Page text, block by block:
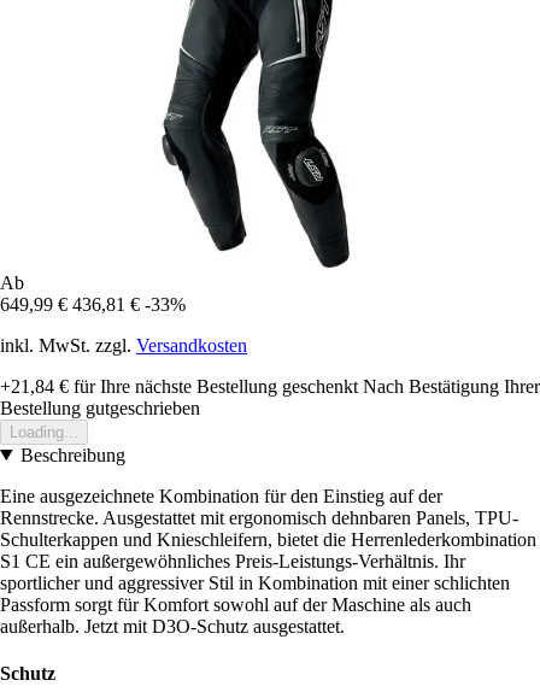
Ab
649,99 € 436,81 € -33%
inkl. MwSt. zzgl. Versandkosten
+21,84 € für Ihre nächste Bestellung geschenkt Nach Bestätigung Ihrer
Bestellung gutgeschrieben
Loading...
Beschreibung
Eine ausgezeichnete Kombination für den Einstieg auf der
Rennstrecke. Ausgestattet mit ergonomisch dehnbaren Panels, TPU-
Schulterkappen und Knieschleifern, bietet die Herrenlederkombination
S1 CE ein außergewöhnliches Preis-Leistungs-Verhältnis. Ihr
sportlicher und aggressiver Stil in Kombination mit einer schlichten
Passform sorgt für Komfort sowohl auf der Maschine als auch
außerhalb. Jetzt mit D3O-Schutz ausgestattet.
Schutz